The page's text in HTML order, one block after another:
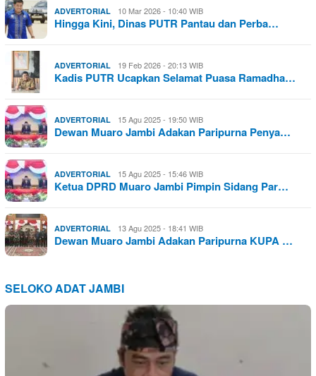
ADVERTORIAL 10 Mar 2026 - 10:40 WIB
Hingga Kini, Dinas PUTR Pantau dan Perba…
ADVERTORIAL 19 Feb 2026 - 20:13 WIB
Kadis PUTR Ucapkan Selamat Puasa Ramadha…
ADVERTORIAL 15 Agu 2025 - 19:50 WIB
Dewan Muaro Jambi Adakan Paripurna Penya…
ADVERTORIAL 15 Agu 2025 - 15:46 WIB
Ketua DPRD Muaro Jambi Pimpin Sidang Par…
ADVERTORIAL 13 Agu 2025 - 18:41 WIB
Dewan Muaro Jambi Adakan Paripurna KUPA …
SELOKO ADAT JAMBI